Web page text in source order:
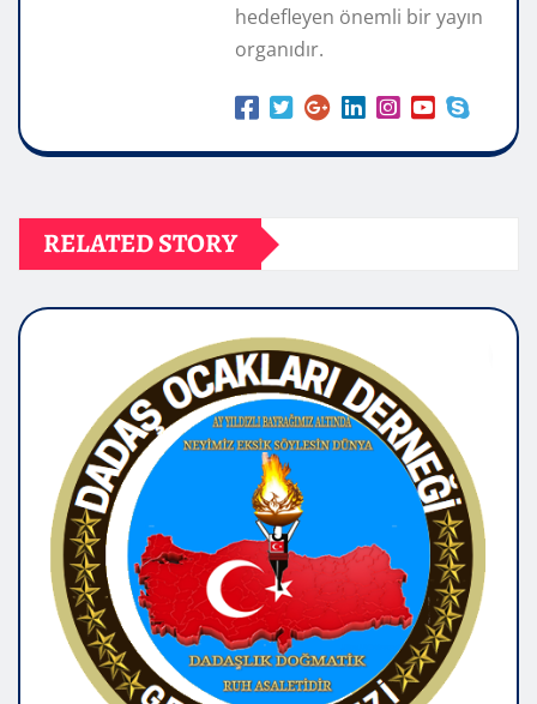
hedefleyen önemli bir yayın
organıdır.
RELATED STORY